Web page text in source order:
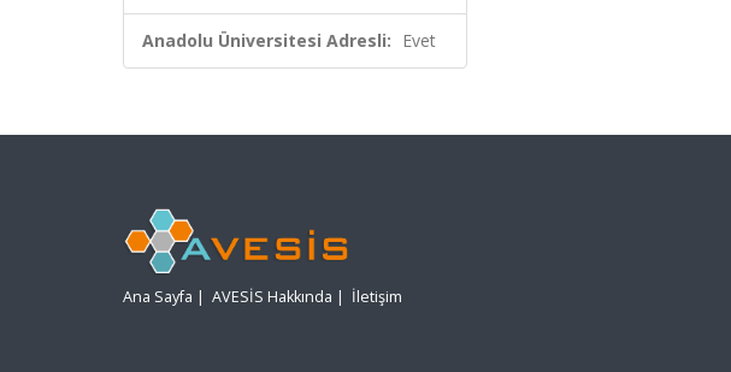
Anadolu Üniversitesi Adresli: Evet
Ana Sayfa | AVESİS Hakkında | İletişim